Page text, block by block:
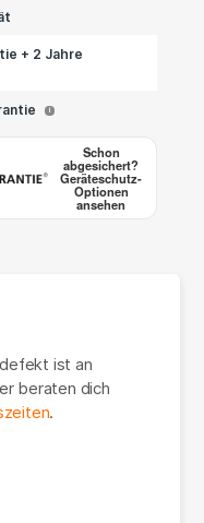
+ 2 Jahre
i
Schon
abgesichert?
Geräteschutz-
Optionen
ansehen
ist an
beraten dich
.